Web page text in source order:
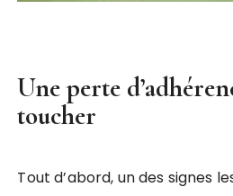
Une perte
toucher
Tout d’abord, un des signes